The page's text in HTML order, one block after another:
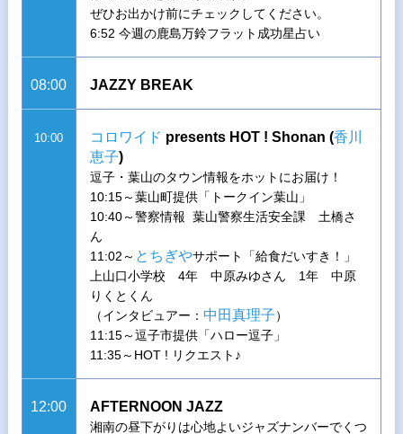
ぜひお出かけ前にチェックしてください。
6:52 今週の鹿島万鈴フラット成功星占い
08:00 JAZZY BREAK
10:00 コロワイド presents HOT ! Shonan (香川
恵子)
逗子・葉山のタウン情報をホットにお届け！
10:15～葉山町提供「トークイン葉山」
10:40～警察情報 葉山警察生活安全課 土橋さ
ん
11:02～ とちぎやサポート「給食だいすき！」
上山口小学校 4年 中原みゆさん 1年 中原
りくとくん
（インタビュアー： 中田真理子）
11:15～逗子市提供「ハロー逗子」
11:35～HOT ! リクエスト♪
12:00 AFTERNOON JAZZ
湘南の昼下がりは心地よいジャズナンバーでくつ